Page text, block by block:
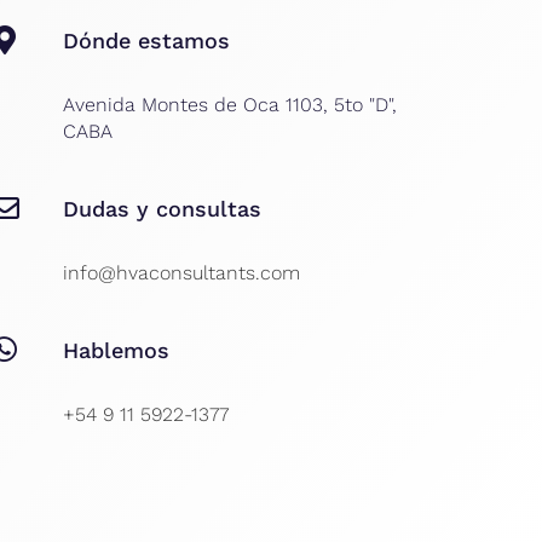
Dónde estamos
Avenida Montes de Oca 1103, 5to "D",
CABA
Dudas y consultas
info@hvaconsultants.com
Hablemos
+54 9 11 5922-1377